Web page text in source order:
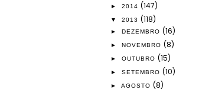
► 2014 (147)
▼ 2013 (118)
► DEZEMBRO (16)
► NOVEMBRO (8)
► OUTUBRO (15)
► SETEMBRO (10)
► AGOSTO (8)